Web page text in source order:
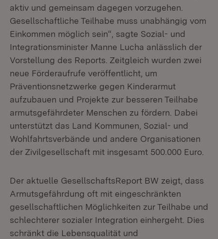
aktiv und gemeinsam dagegen vorzugehen.
Gesellschaftliche Teilhabe muss unabhängig vom
Einkommen möglich sein“, sagte Sozial- und
Integrationsminister Manne Lucha anlässlich der
Vorstellung des Reports. Zeitgleich wurden zwei
neue Förderaufrufe veröffentlicht, um
Präventionsnetzwerke gegen Kinderarmut
aufzubauen und Projekte zur besseren Teilhabe
armutsgefährdeter Menschen zu fördern. Dabei
unterstützt das Land Kommunen, Sozial- und
Wohlfahrtsverbände und andere Organisationen
der Zivilgesellschaft mit insgesamt 500.000 Euro.
Der aktuelle GesellschaftsReport BW zeigt, dass
Armutsgefährdung oft mit eingeschränkten
gesellschaftlichen Möglichkeiten zur Teilhabe und
schlechterer sozialer Integration einhergeht. Dies
schränkt die Lebensqualität und